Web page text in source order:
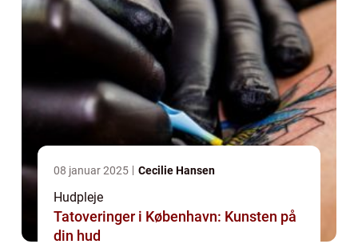
08 januar 2025 Cecilie Hansen
Hudpleje
Tatoveringer i København: Kunsten på
din hud